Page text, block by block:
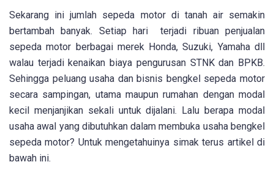
Sekarang ini jumlah sepeda motor di tanah air semakin
bertambah banyak. Setiap hari terjadi ribuan penjualan
sepeda motor berbagai merek Honda, Suzuki, Yamaha dll
walau terjadi kenaikan biaya pengurusan STNK dan BPKB.
Sehingga peluang usaha dan bisnis bengkel sepeda motor
secara sampingan, utama maupun rumahan dengan modal
kecil menjanjikan sekali untuk dijalani. Lalu berapa modal
usaha awal yang dibutuhkan dalam membuka usaha bengkel
sepeda motor? Untuk mengetahuinya simak terus artikel di
bawah ini.